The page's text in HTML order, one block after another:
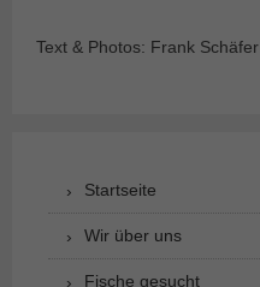
Text & Photos: Frank Schäfer
Startseite
Wir über uns
Fische gesucht